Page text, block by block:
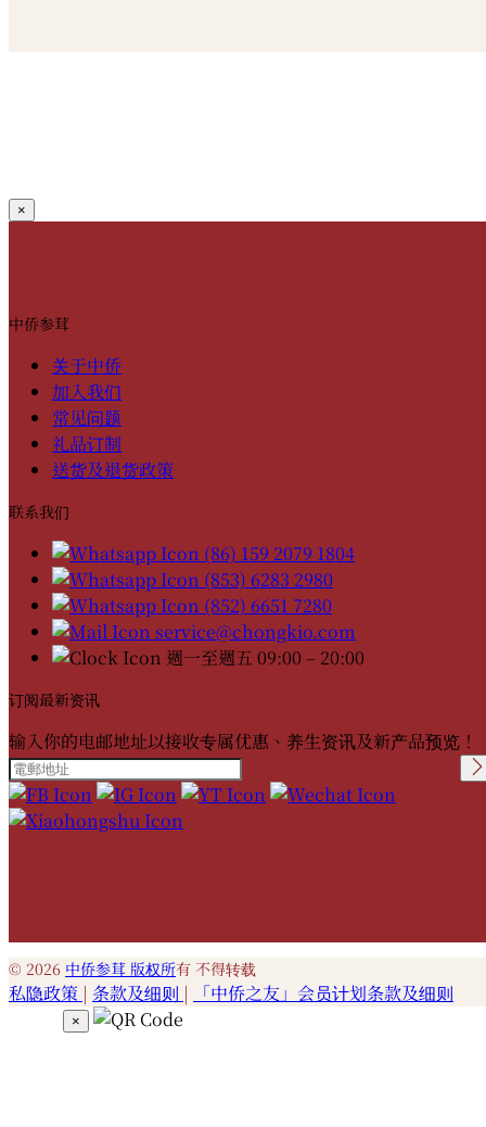
×
中侨参茸
关于中侨
加入我们
常见问题
礼品订制
送货及退货政策
联系我们
(86) 159 2079 1804
(853) 6283 2980
(852) 6651 7280
service@chongkio.com
週一至週五 09:00 – 20:00
订阅最新资讯
输入你的电邮地址以接收专属优惠、养生资讯及新产品预览！
Please leave this field
empty.
© 2026 中侨参茸 版权所有 不得转载
私隐政策 | 条款及细则 | 「中侨之友」会员计划条款及细则
×